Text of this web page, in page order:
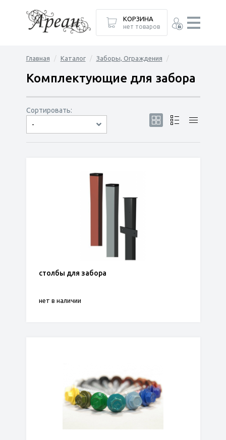
Главная Каталог Заборы, Ограждения
Комплектующие для забора
Сортировать:
-
по популярности
сначала дешёвые
сначала дорогие
столбы для забора
нет в наличии
КОРЗИНА
нет товаров